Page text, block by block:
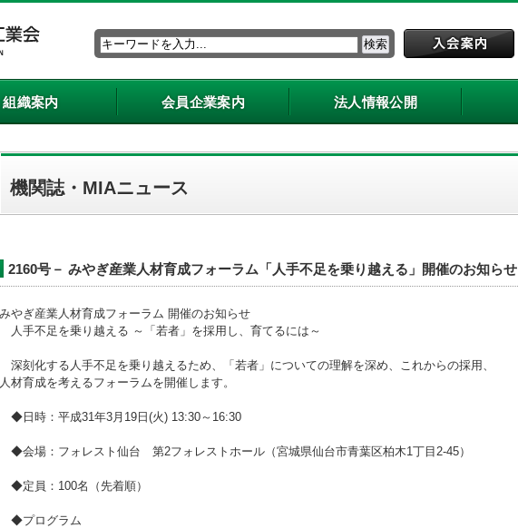
組織案内 会員企業案内 法人情報公開
機関誌・MIAニュース
2160号－ みやぎ産業人材育成フォーラム「人手不足を乗り越える」開催のお知らせ
みやぎ産業人材育成フォーラム 開催のお知らせ
人手不足を乗り越える ～「若者」を採用し、育てるには～
深刻化する人手不足を乗り越えるため、「若者」についての理解を深め、これからの採用、
人材育成を考えるフォーラムを開催します。
◆日時：平成31年3月19日(火) 13:30～16:30
◆会場：フォレスト仙台 第2フォレストホール（宮城県仙台市青葉区柏木1丁目2-45）
◆定員：100名（先着順）
◆プログラム